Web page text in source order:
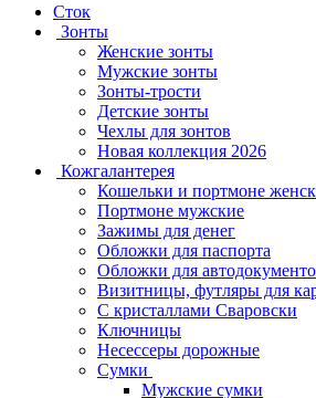
Сток
Зонты
Женские зонты
Мужские зонты
Зонты-трости
Детские зонты
Чехлы для зонтов
Новая коллекция 2026
Кожгалантерея
Кошельки и портмоне
Портмоне мужские
Зажимы для денег
Обложки для паспорта
Обложки для
Визитницы, футляры для
C кристаллами Сваровски
Ключницы
Несессеры дорожные
Сумки
Мужские сумки